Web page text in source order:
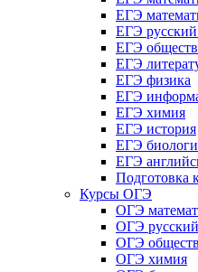
ЕГЭ
ЕГЭ
ЕГЭ
ЕГЭ
ЕГЭ физика
ЕГЭ
ЕГЭ химия
ЕГЭ история
ЕГЭ
ЕГЭ
Подготовка
Курсы ОГЭ
ОГЭ
ОГЭ
ОГЭ
ОГЭ химия